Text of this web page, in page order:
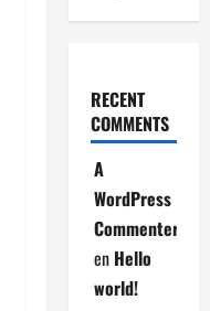
RECENT
COMMENTS
A
WordPress
Commenter
en Hello
world!